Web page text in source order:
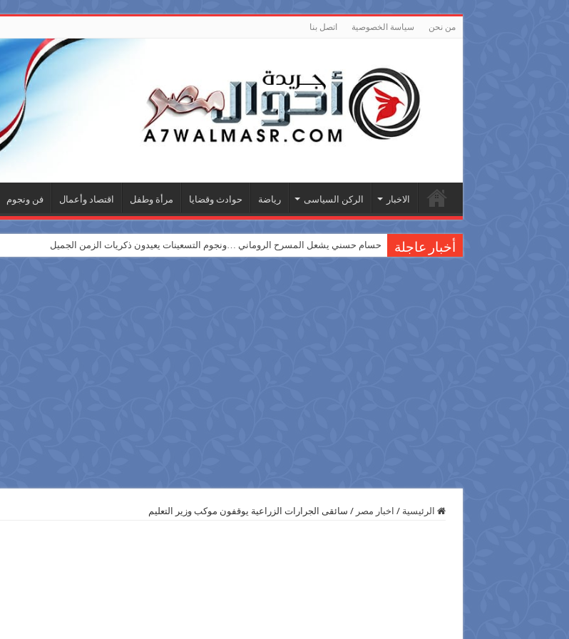
من نحن سياسة الخصوصية اتصل بنا
الاخبار الركن السياسى رياضة حوادث وقضايا مرأة وطفل اقتصاد وأعمال فن ونجوم
أخبار عاجلة حسام حسني يشعل المسرح الروماني …ونجوم التسعينات يعيدون ذكريات الزمن الجميل
الرئيسية / اخبار مصر / سائقى الجرارات الزراعية يوقفون موكب وزير التعليم